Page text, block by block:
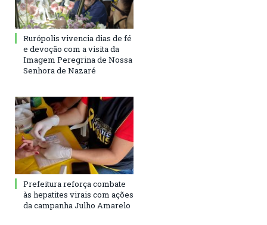
Rurópolis vivencia dias de fé
e devoção com a visita da
Imagem Peregrina de Nossa
Senhora de Nazaré
Prefeitura reforça combate
às hepatites virais com ações
da campanha Julho Amarelo